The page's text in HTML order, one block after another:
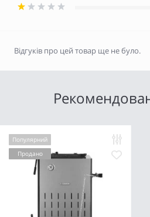
Відгуків про цей товар ще не було.
Популярний
Продано